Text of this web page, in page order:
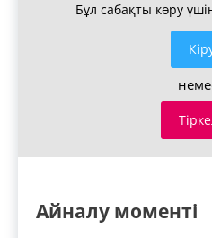
Бұл сабақты көру
Айналу моменті